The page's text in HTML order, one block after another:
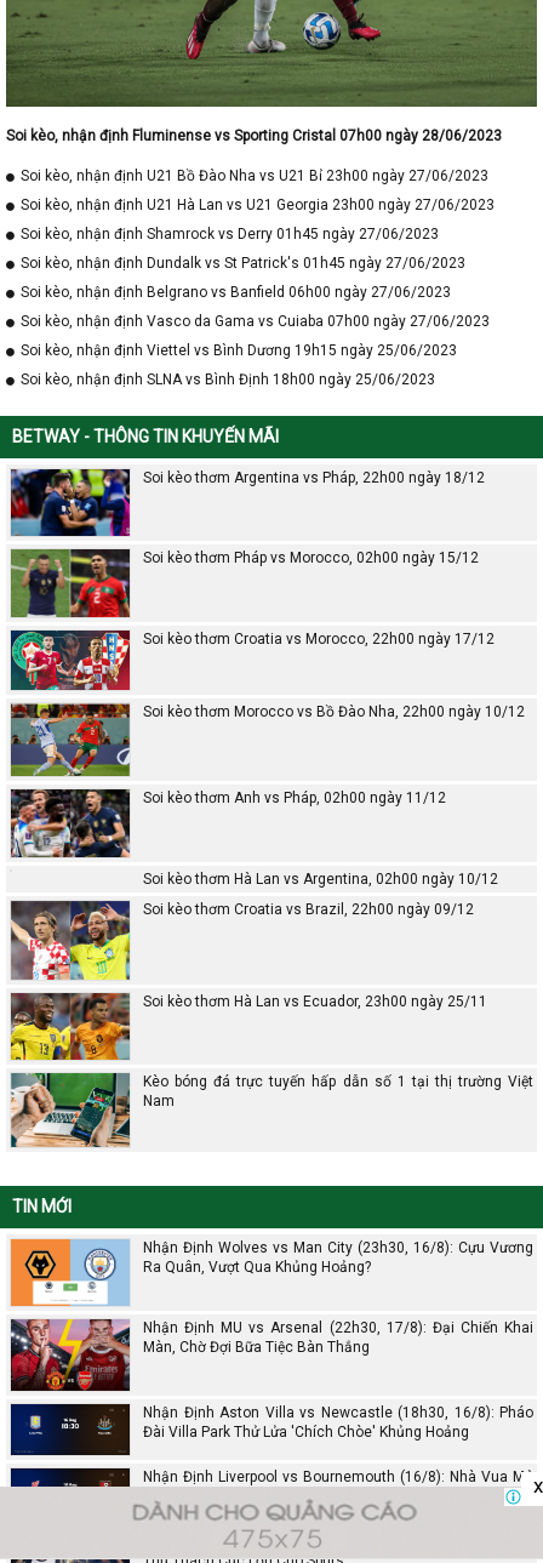
Soi kèo, nhận định Fluminense vs Sporting Cristal 07h00 ngày 28/06/2023
Soi kèo, nhận định U21 Bồ Đào Nha vs U21 Bỉ 23h00 ngày 27/06/2023
Soi kèo, nhận định U21 Hà Lan vs U21 Georgia 23h00 ngày 27/06/2023
Soi kèo, nhận định Shamrock vs Derry 01h45 ngày 27/06/2023
Soi kèo, nhận định Dundalk vs St Patrick's 01h45 ngày 27/06/2023
Soi kèo, nhận định Belgrano vs Banfield 06h00 ngày 27/06/2023
Soi kèo, nhận định Vasco da Gama vs Cuiaba 07h00 ngày 27/06/2023
Soi kèo, nhận định Viettel vs Bình Dương 19h15 ngày 25/06/2023
Soi kèo, nhận định SLNA vs Bình Định 18h00 ngày 25/06/2023
BETWAY - THÔNG TIN KHUYẾN MÃI
Soi kèo thơm Argentina vs Pháp, 22h00 ngày 18/12
Soi kèo thơm Pháp vs Morocco, 02h00 ngày 15/12
Soi kèo thơm Croatia vs Morocco, 22h00 ngày 17/12
Soi kèo thơm Morocco vs Bồ Đào Nha, 22h00 ngày 10/12
Soi kèo thơm Anh vs Pháp, 02h00 ngày 11/12
Soi kèo thơm Hà Lan vs Argentina, 02h00 ngày 10/12
Soi kèo thơm Croatia vs Brazil, 22h00 ngày 09/12
Soi kèo thơm Hà Lan vs Ecuador, 23h00 ngày 25/11
Kèo bóng đá trực tuyến hấp dẫn số 1 tại thị trường Việt
Nam
TIN MỚI
Nhận Định Wolves vs Man City (23h30, 16/8): Cựu Vương
Ra Quân, Vượt Qua Khủng Hoảng?
Nhận Định MU vs Arsenal (22h30, 17/8): Đại Chiến Khai
Màn, Chờ Đợi Bữa Tiệc Bàn Thắng
Nhận Định Aston Villa vs Newcastle (18h30, 16/8): Pháo
Đài Villa Park Thử Lửa 'Chích Chòe' Khủng Hoảng
Nhận Định Liverpool vs Bournemouth (16/8): Nhà Vua Mở
Màn Mùa Giải, Chờ Mưa Bàn Thắng Tại Anfield
Nhận Định PSG vs Tottenham (14/8): Lần Đầu Đối Đầu &
x